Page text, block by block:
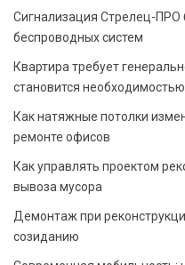
Сигнализация Стрелец-ПРО
беспроводных систем
Квартира требует
становится необходимостью
Как натяжные потолки
ремонте офисов
Как управлять проектом
вывоза мусора
Демонтаж при
созиданию